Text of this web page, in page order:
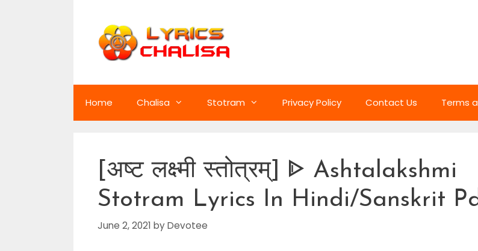
Home Chalisa Stotram Privacy Policy Contact Us Terms
[अष्ट लक्ष्मी स्तोत्रम्] ᐈ Ashtalakshmi
Stotram Lyrics In Hindi/Sanskrit
June 2, 2021 byDevotee